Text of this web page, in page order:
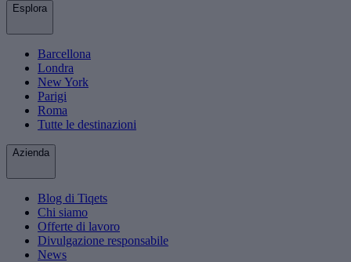
Esplora
Barcellona
Londra
New York
Parigi
Roma
Tutte le destinazioni
Azienda
Blog di Tiqets
Chi siamo
Offerte di lavoro
Divulgazione responsabile
News